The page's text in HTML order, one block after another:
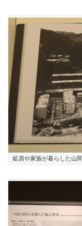
鉱員や家族が暮らした山